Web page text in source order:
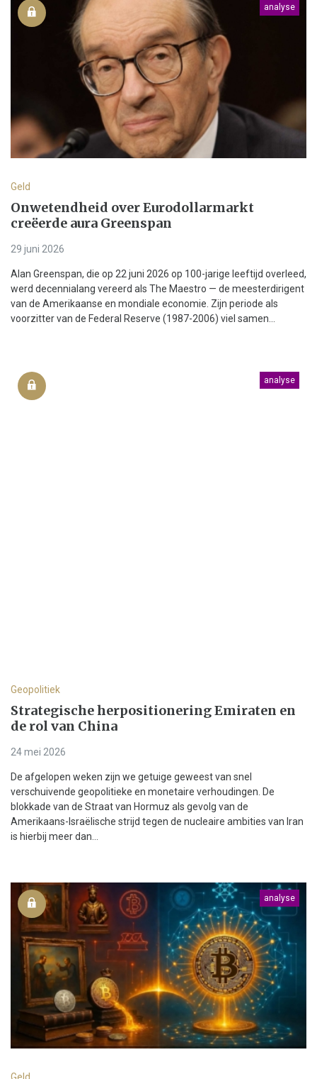
analyse
Geld
Onwetendheid over Eurodollarmarkt
creëerde aura Greenspan
29 juni 2026
Alan Greenspan, die op 22 juni 2026 op 100-jarige leeftijd overleed,
werd decennialang vereerd als The Maestro — de meesterdirigent
van de Amerikaanse en mondiale economie. Zijn periode als
voorzitter van de Federal Reserve (1987-2006) viel samen...
analyse
Geopolitiek
Strategische herpositionering Emiraten en
de rol van China
24 mei 2026
De afgelopen weken zijn we getuige geweest van snel
verschuivende geopolitieke en monetaire verhoudingen. De
blokkade van de Straat van Hormuz als gevolg van de
Amerikaans-Israëlische strijd tegen de nucleaire ambities van Iran
is hierbij meer dan...
analyse